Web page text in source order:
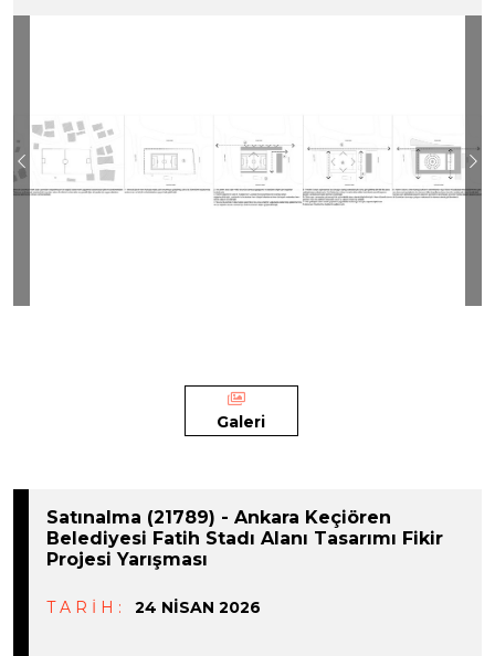
Previous
Galeri
Satınalma (21789) - Ankara Keçiören
Belediyesi Fatih Stadı Alanı Tasarımı Fikir
Projesi Yarışması
TARİH: 24 NISAN 2026